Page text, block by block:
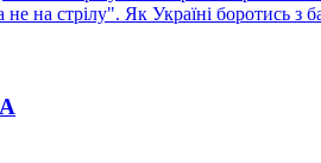
на стрілу". Як Україні боротись з